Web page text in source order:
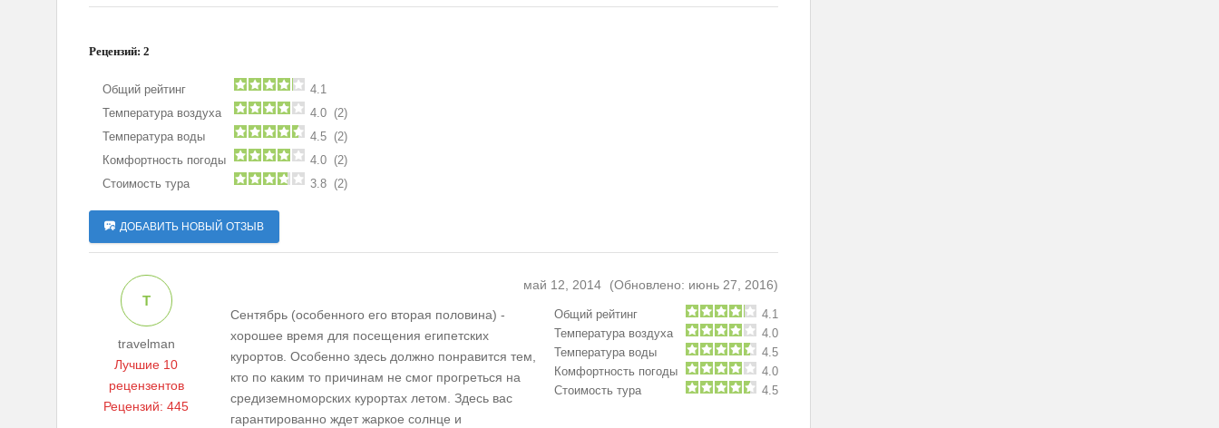
Рецензий: 2
Общий рейтинг
4.1
Температура воздуха
4.0 (2)
Температура воды
4.5 (2)
Комфортность погоды
4.0 (2)
Стоимость тура
3.8 (2)
ДОБАВИТЬ НОВЫЙ ОТЗЫВ
май 12, 2014 (Обновлено: июнь 27, 2016)
Общий рейтинг
4.1
Температура воздуха
4.0
Температура воды
4.5
Комфортность погоды
4.0
Стоимость тура
4.5
Сентябрь (особенного его вторая половина) -
хорошее время для посещения египетских
курортов. Особенно здесь должно понравится тем,
кто по каким то причинам не смог прогреться на
средиземноморских курортах летом. Здесь вас
гарантированно ждет жаркое солнце и
T
travelman
Лучшие 10
рецензентов
Рецензий: 445